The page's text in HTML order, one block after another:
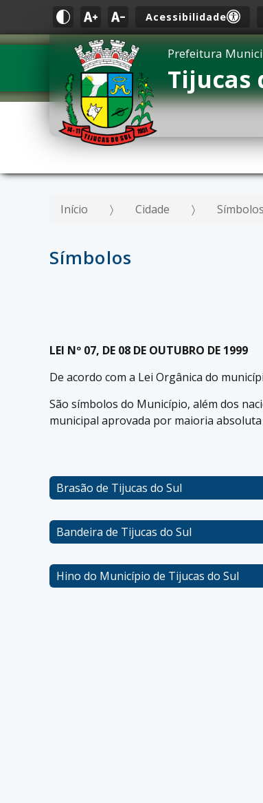
Acessibilidade
Prefeitura
Tijucas
Início Cidade Símbolos
Símbolos
LEI Nº 07, DE 08 DE OUTUBRO DE 1999
De acordo com a Lei Orgânica do
São símbolos do Município, além dos
municipal aprovada por maioria
Brasão de Tijucas do Sul
Bandeira de Tijucas do Sul
Hino do Município de Tijucas do Sul